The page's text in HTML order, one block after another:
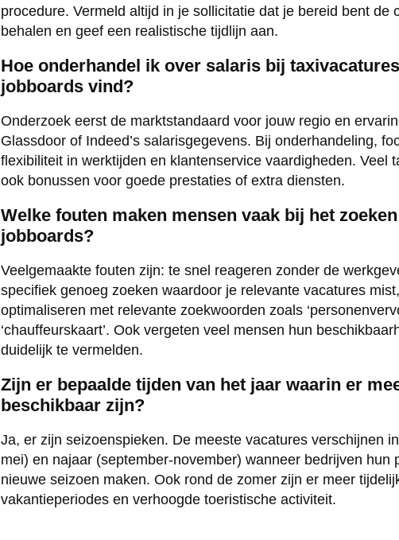
procedure. Vermeld altijd in je sollicitatie dat je bereid bent de
behalen en geef een realistische tijdlijn aan.
Hoe onderhandel ik over salaris bij
jobboards vind?
Onderzoek eerst de marktstandaard voor jouw regio en
Glassdoor of Indeed’s salarisgegevens. Bij onderhandeling,
flexibiliteit in werktijden en klantenservice vaardigheden. Veel
ook bonussen voor goede prestaties of extra diensten.
Welke fouten maken mensen vaak bij het
jobboards?
Veelgemaakte fouten zijn: te snel reageren zonder de
specifiek genoeg zoeken waardoor je relevante vacatures
optimaliseren met relevante zoekwoorden zoals
‘chauffeurskaart’. Ook vergeten veel mensen hun
duidelijk te vermelden.
Zijn er bepaalde tijden van het jaar waarin er
beschikbaar zijn?
Ja, er zijn seizoenspieken. De meeste vacatures verschijnen
mei) en najaar (september-november) wanneer bedrijven hun
nieuwe seizoen maken. Ook rond de zomer zijn er meer
vakantieperiodes en verhoogde toeristische activiteit.